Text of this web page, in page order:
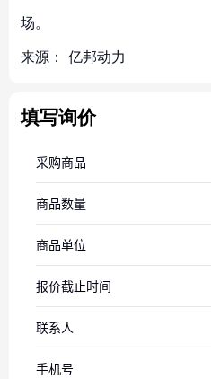
场。
来源： 亿邦动力
填写询价